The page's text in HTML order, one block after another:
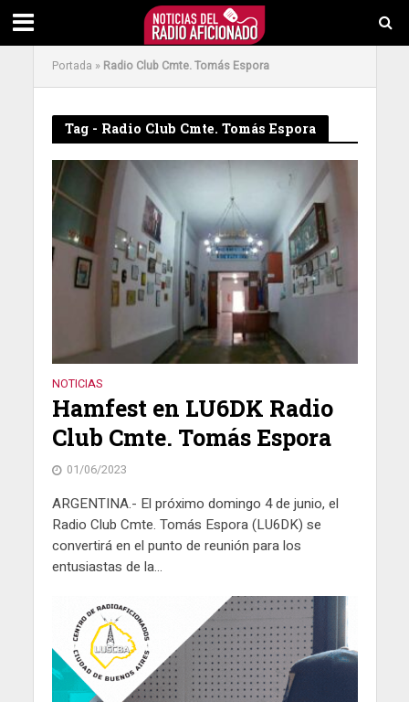
Portada » Radio Club Cmte. Tomás Espora
Tag - Radio Club Cmte. Tomás Espora
NOTICIAS
Hamfest en LU6DK Radio
Club Cmte. Tomás Espora
01/06/2023
ARGENTINA.- El próximo domingo 4 de junio, el
Radio Club Cmte. Tomás Espora (LU6DK) se
convertirá en el punto de reunión para los
entusiastas de la...